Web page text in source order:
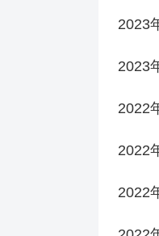
2023
2023
2022
2022
2022